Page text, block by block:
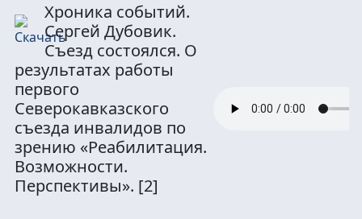
Хроника событий.
Сергей Дубовик.
Съезд состоялся. О
результатах работы
первого
Северокавказского
съезда инвалидов по
зрению «Реабилитация.
Возможности.
Перспективы». [2]